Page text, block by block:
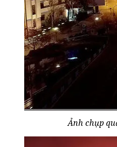
Ảnh chụp